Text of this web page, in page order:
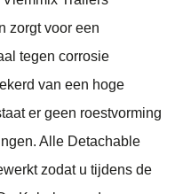
zorgt voor een
tegen corrosie
van een hoge
er geen roestvorming
Alle Detachable
zodat u tijdens de